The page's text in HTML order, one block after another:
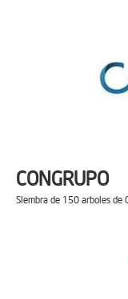
CONGRUPO
Siembra de 150 arboles de